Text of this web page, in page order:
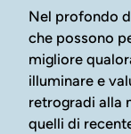
Nel profondo
che possono
migliore
illuminare e
retrogradi alla
quelli di